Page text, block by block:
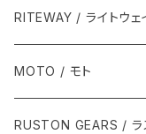
RITEWAY / ライトウェ
MOTO / モト
RUSTON GEARS / ラ